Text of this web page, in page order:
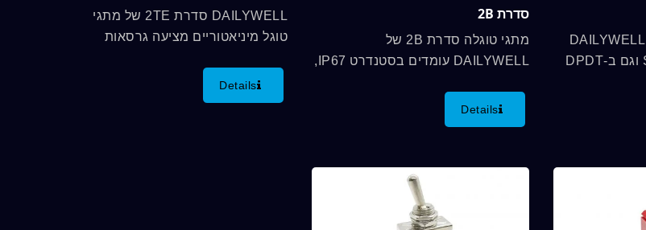
מתגים קטנים מסדרת DAILYWELL
2A זמינים גם ב-SPDT וגם ב-DPDT
סדרת 2B
מתגי טוגלה סדרת 2B של
DAILYWELL עומדים בסטנדרט IP67,
פונקציות מתג. טווח הטמפרטורות
לפעולה...
Details
DAILYWELL סדרת 2TE של מתגי
טוגל מיניאטוריים מציעה גרסאות
מתגים אלו מגיעים עם מגוון פונקציות...
Details